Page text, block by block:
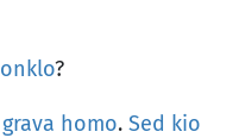
onklo?
grava homo. Sed kio